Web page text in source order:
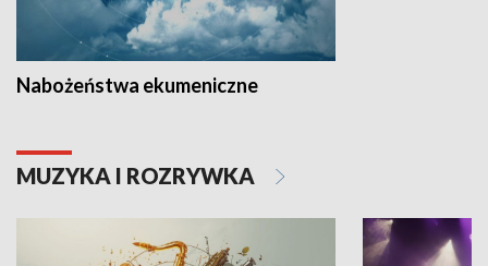
Nabożeństwa ekumeniczne
MUZYKA I ROZRYWKA